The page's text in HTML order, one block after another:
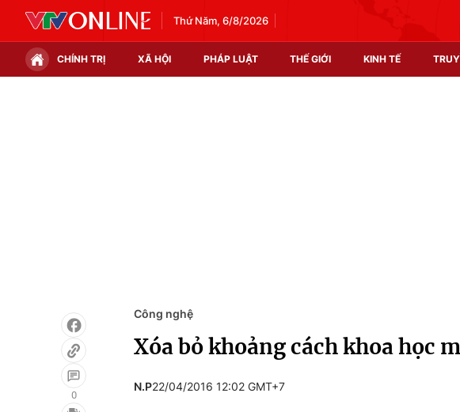
Thứ Năm, 6/8/2026
CHÍNH TRỊ XÃ HỘI PHÁP LUẬT THẾ GIỚI KINH TẾ
0
Công nghệ
Xóa bỏ khoảng cách khoa học
N.P22/04/2016 12:02 GMT+7